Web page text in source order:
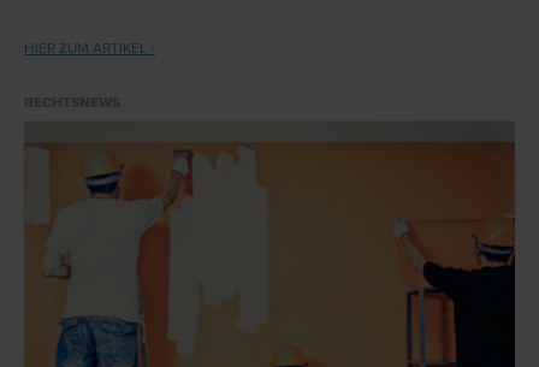
HIER ZUM ARTIKEL ›